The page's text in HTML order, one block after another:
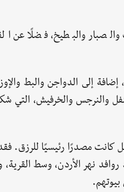
والبطيخ، فضلًا عن
إضافة إلى الدواجن والبط
والنرجس والخرفيش، التي
كانت مصدرًا رئيسيًا للرزق.
نهر الأردن، وسط